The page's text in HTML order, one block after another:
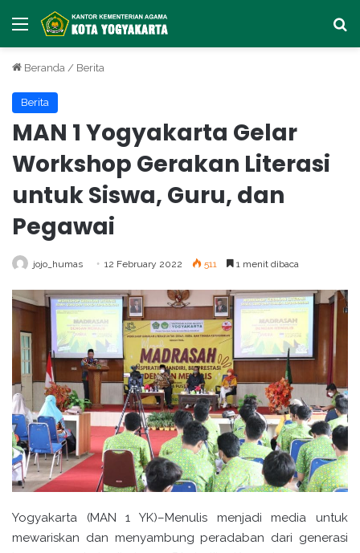
Menu
Beranda / Berita
Berita
MAN 1 Yogyakarta Gelar
Workshop Gerakan Literasi
untuk Siswa, Guru, dan
Pegawai
jojo_humas 12 February 2022 511 1 menit dibaca
Yogyakarta (MAN 1 YK)–Menulis menjadi media untuk
mewariskan dan menyambung peradaban dari generasi